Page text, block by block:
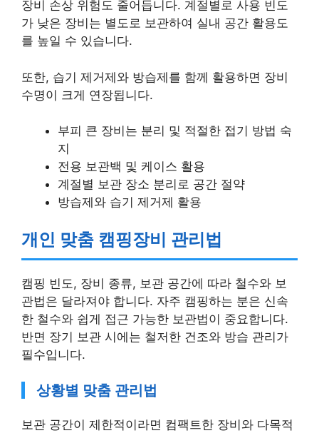
장비 손상 위험도 줄어듭니다. 계절별로 사용 빈도
가 낮은 장비는 별도로 보관하여 실내 공간 활용도
를 높일 수 있습니다.
또한, 습기 제거제와 방습제를 함께 활용하면 장비
수명이 크게 연장됩니다.
부피 큰 장비는 분리 및 적절한 접기 방법 숙
지
전용 보관백 및 케이스 활용
계절별 보관 장소 분리로 공간 절약
방습제와 습기 제거제 활용
개인 맞춤 캠핑장비 관리법
캠핑 빈도, 장비 종류, 보관 공간에 따라 철수와 보
관법은 달라져야 합니다. 자주 캠핑하는 분은 신속
한 철수와 쉽게 접근 가능한 보관법이 중요합니다.
반면 장기 보관 시에는 철저한 건조와 방습 관리가
필수입니다.
상황별 맞춤 관리법
보관 공간이 제한적이라면 컴팩트한 장비와 다목적